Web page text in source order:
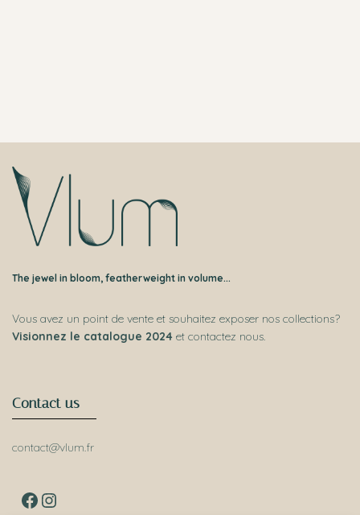
The jewel in bloom, featherweight in volume...
Vous avez un point de vente et souhaitez exposer nos collections?
Visionnez le catalogue 2024 et contactez nous.
Contact us
contact@vlum.fr
FACEBOOK